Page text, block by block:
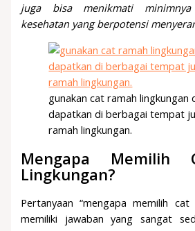
juga bisa menikmati
kesehatan yang berpotensi
gunakan cat ramah lingkungan
dapatkan di berbagai tempat
ramah lingkungan.
Mengapa Memilih
Lingkungan?
Pertanyaan “mengapa memilih cat
memiliki jawaban yang sangat